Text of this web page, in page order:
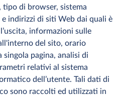
di browser, sistema
indirizzi di siti Web dai quali è
informazioni sulle
del sito, orario
singola pagina, analisi di
relativi al sistema
dell’utente. Tali dati di
sono raccolti ed utilizzati in